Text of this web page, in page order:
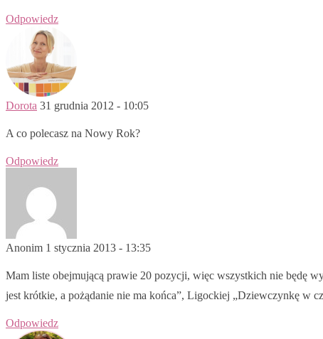
Odpowiedz
Dorota 31 grudnia 2012 - 10:05
A co polecasz na Nowy Rok?
Odpowiedz
Anonim 1 stycznia 2013 - 13:35
Mam liste obejmującą prawie 20 pozycji, więc wszystkich nie będę
jest krótkie, a pożądanie nie ma końca”, Ligockiej „Dziewczynkę w
Odpowiedz